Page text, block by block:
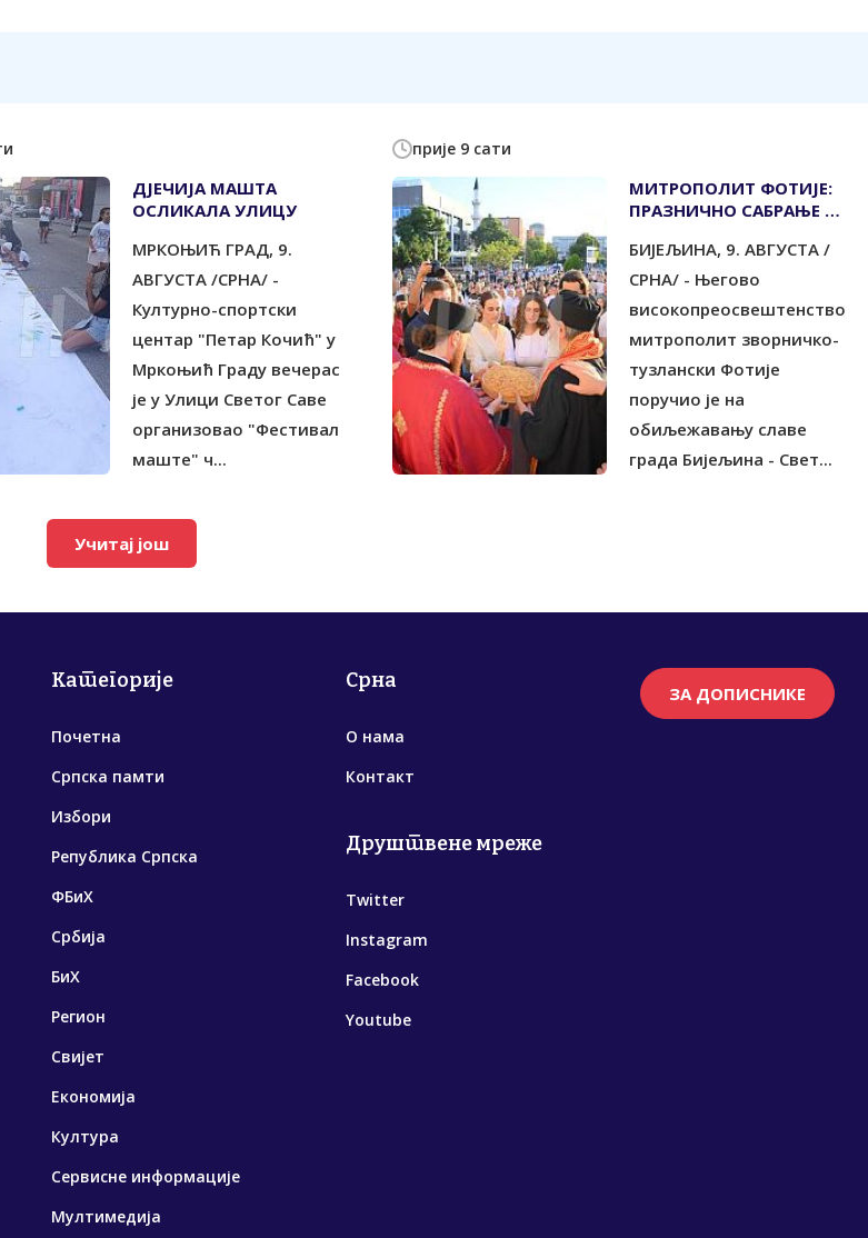
ДЈЕЧИЈА МАШТА
ОСЛИКАЛА УЛИЦУ
МРКОЊИЋ ГРАД, 9.
АВГУСТА /СРНА/ -
Културно-спортски
центар "Петар Кочић" у
Мркоњић Граду вечерас
је у Улици Светог Саве
организовао "Фестивал
маште" ч...
прије 9 сати
МИТРОПОЛИТ ФОТИЈЕ:
ПРАЗНИЧНО САБРАЊЕ ЈЕ
ДУХОВНОСТИ НАРОДА
БИЈЕЉИНА, 9. АВГУСТА /
СРНА/ - Његово
високопреосвештенство
митрополит зворничко-
тузлански Фотије
поручио је на
обиљежавању славе
града Бијељина - Свет...
Учитај још
Категорије
Почетна
Српска памти
Избори
Република Српска
ФБиХ
Србија
БиХ
Регион
Свијет
Економија
Култура
Сервисне информације
Мултимедија
Срна
О нама
Контакт
Друштвене мреже
Twitter
Instagram
Facebook
Youtube
ЗА ДОПИСНИКЕ